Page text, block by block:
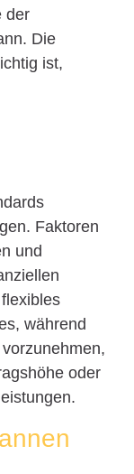
der
Die
ist,
Faktoren
und
während
oder